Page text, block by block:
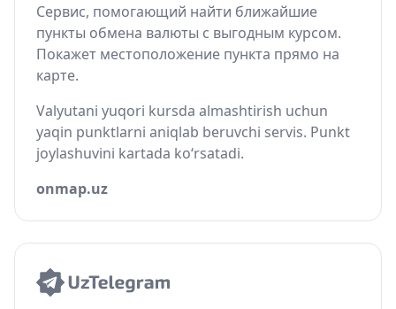
Сервис, помогающий найти ближайшие
пункты обмена валюты с выгодным курсом.
Покажет местоположение пункта прямо на
карте.
Valyutani yuqori kursda almashtirish uchun
yaqin punktlarni aniqlab beruvchi servis. Punkt
joylashuvini kartada ko‘rsatadi.
onmap.uz